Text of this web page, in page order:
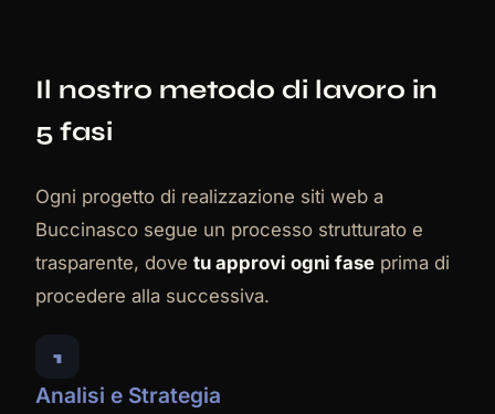
Il nostro metodo di lavoro in
5 fasi
Ogni progetto di realizzazione siti web a
Buccinasco segue un processo strutturato e
trasparente, dove tu approvi ogni fase prima di
procedere alla successiva.
1
Analisi e Strategia